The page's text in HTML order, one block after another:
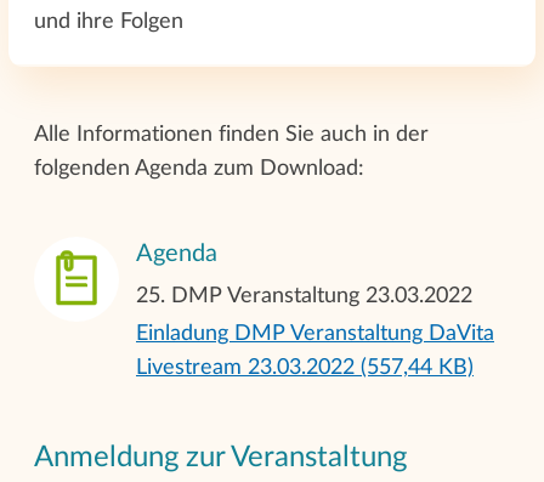
und ihre Folgen
Alle Informationen finden Sie auch in der
folgenden Agenda zum Download:
Agenda
25. DMP Veranstaltung 23.03.2022
Einladung DMP Veranstaltung DaVita
Livestream 23.03.2022 (557,44 KB)
Anmeldung zur Veranstaltung